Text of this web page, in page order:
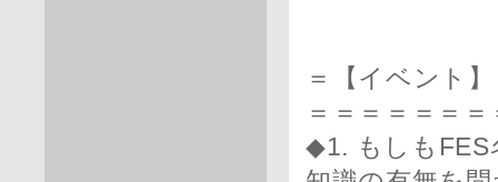
＝【イベント
＝＝＝＝＝＝＝
◆1. もしもFES